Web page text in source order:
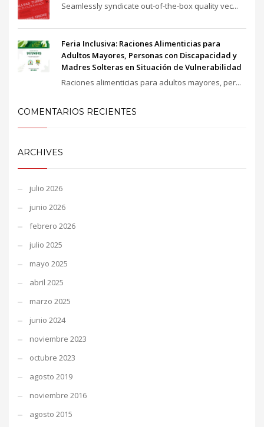
Seamlessly syndicate out-of-the-box quality vec...
Feria Inclusiva: Raciones Alimenticias para
Adultos Mayores, Personas con Discapacidad y
Madres Solteras en Situación de Vulnerabilidad
Raciones alimenticias para adultos mayores, per...
COMENTARIOS RECIENTES
ARCHIVES
julio 2026
junio 2026
febrero 2026
julio 2025
mayo 2025
abril 2025
marzo 2025
junio 2024
noviembre 2023
octubre 2023
agosto 2019
noviembre 2016
agosto 2015